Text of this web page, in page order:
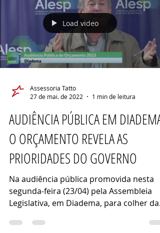
Load video
Assessoria Tatto
27 de mai. de 2022
1 min de leitura
AUDIÊNCIA PÚBLICA EM DIADEMA:
O ORÇAMENTO REVELA AS
PRIORIDADES DO GOVERNO
Na audiência pública promovida nesta